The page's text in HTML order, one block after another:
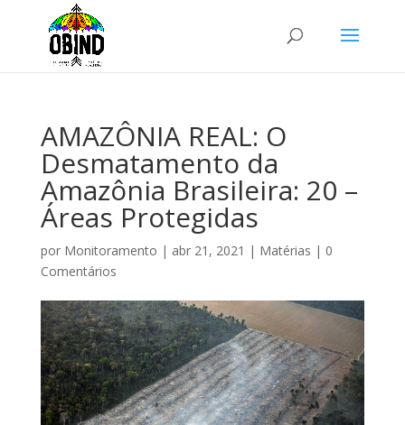
AMAZÔNIA REAL: O
Desmatamento da
Amazônia Brasileira: 20 –
Áreas Protegidas
por Monitoramento | abr 21, 2021 | Matérias | 0
Comentários